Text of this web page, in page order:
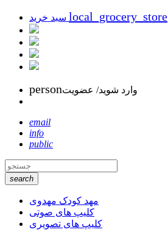
local_grocery_store
personوارد شوید/ عضویت
email
info
public
search
مهد کودک مهدوی
کلیپ های صوتی
کلیپ های تصویری